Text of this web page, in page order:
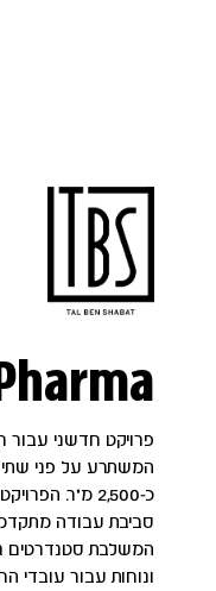
פרויקט חדשני
המשתרע על פני
כ-2,500 מ"ר.
סביבת עבודה
המשלבת סטנדרטים
ונוחות עבור עובדי